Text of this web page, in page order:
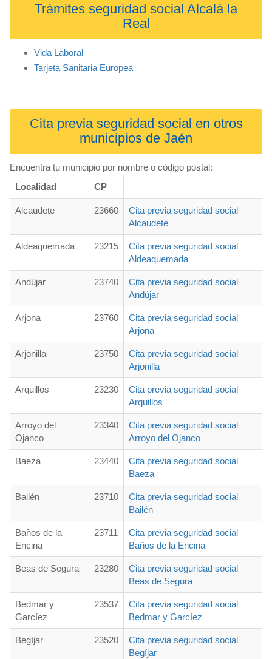
Trámites seguridad social Alcalá la
Real
Vida Laboral
Tarjeta Sanitaria Europea
Cita previa seguridad social en otros
municipios de Jaén
Encuentra tu municipio por nombre o código postal:
Localidad
CP
Alcaudete 23660
Cita previa seguridad social
Alcaudete
Aldeaquemada 23215
Cita previa seguridad social
Aldeaquemada
Andújar 23740
Cita previa seguridad social
Andújar
Arjona 23760
Cita previa seguridad social
Arjona
Arjonilla 23750
Cita previa seguridad social
Arjonilla
Arquillos 23230
Cita previa seguridad social
Arquillos
Arroyo del
Ojanco
23340
Cita previa seguridad social
Arroyo del Ojanco
Baeza 23440
Cita previa seguridad social
Baeza
Bailén 23710
Cita previa seguridad social
Bailén
Baños de la
Encina
23711
Cita previa seguridad social
Baños de la Encina
Beas de Segura 23280
Cita previa seguridad social
Beas de Segura
Bedmar y
Garcíez
23537
Cita previa seguridad social
Bedmar y Garcíez
Begíjar 23520
Cita previa seguridad social
Begíjar